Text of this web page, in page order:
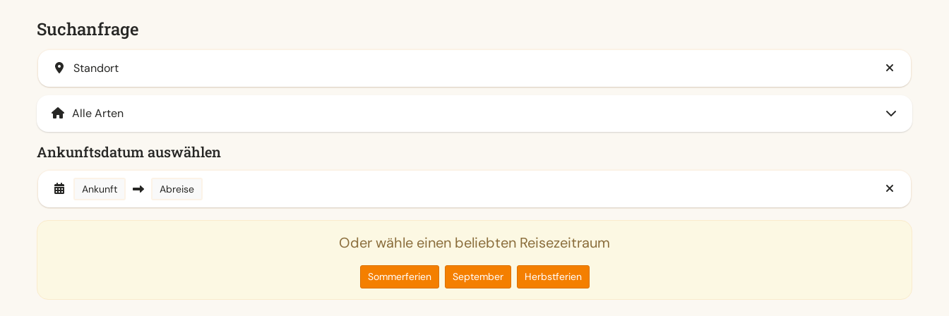
Suchanfrage
Standort
Ankunftsdatum auswählen
Ankunft Abreise
Oder wähle einen beliebten Reisezeitraum
Sommerferien September Herbstferien